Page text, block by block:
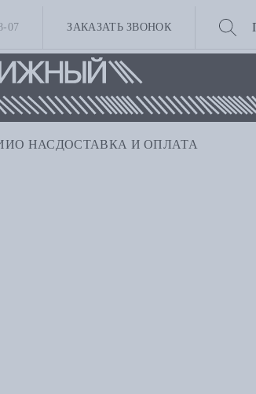
07 ЗАКАЗАТЬ ЗВОНОК
О НАС ДОСТАВКА И ОПЛАТА